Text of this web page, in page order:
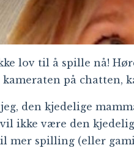
lov til å spille nå!
på chatten,
den kjedelige
vil ikke være den
mer spilling (eller